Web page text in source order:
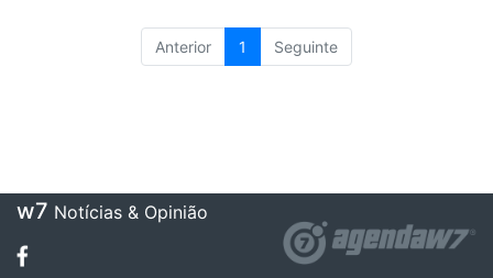
Anterior 1 Seguinte
w7 Notícias & Opinião